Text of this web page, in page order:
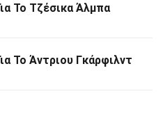
Το Τζέσικα Άλμπα
Το Άντριου Γκάρφιλντ